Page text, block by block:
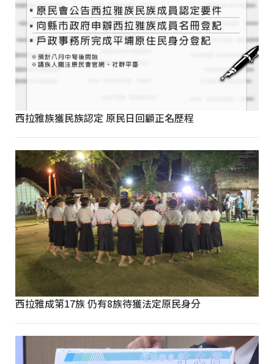
西拉雅族獲民族認定 原民日回顧正名歷程
西拉雅成第17族 仍有8族待獲法定原民身分